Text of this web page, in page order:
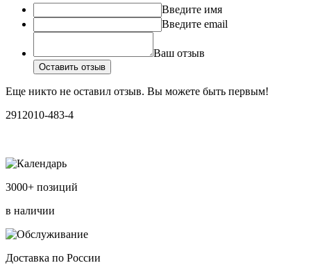
Введите имя
Введите email
Ваш отзыв
Оставить отзыв
Еще никто не оставил отзыв. Вы можете быть первым!
2912010-483-4
3000+ позиций
в наличии
Доставка по России